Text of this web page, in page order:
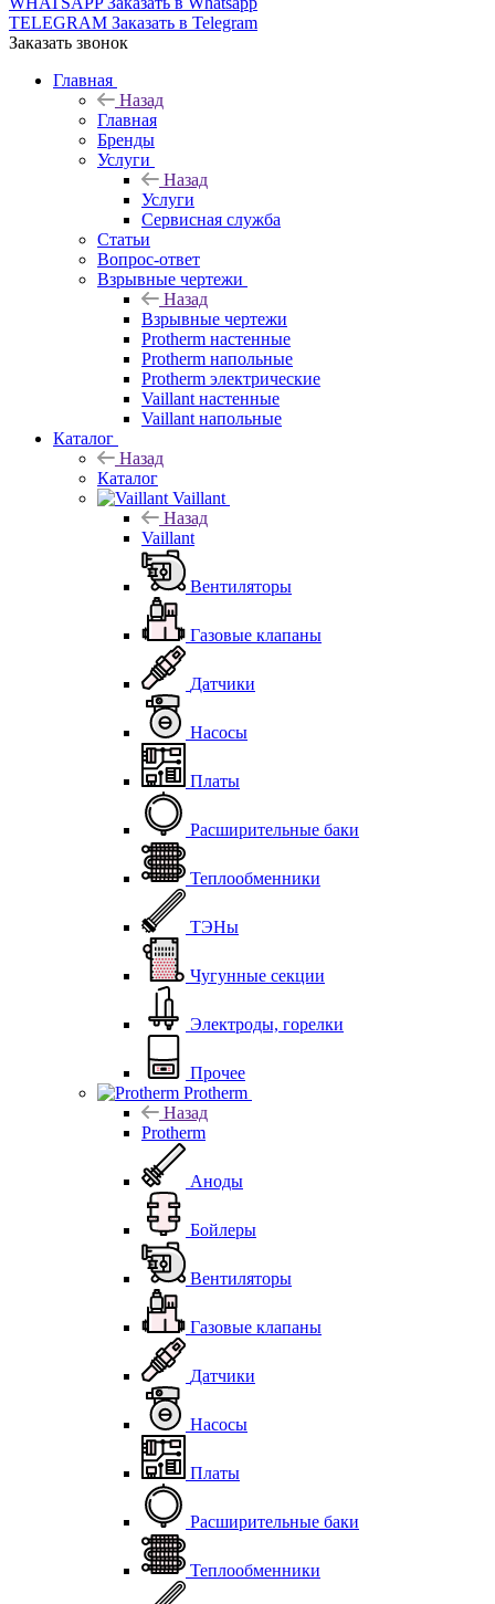
TELEGRAM Заказать в Telegram
Заказать звонок
Главная
Назад
Главная
Бренды
Услуги
Назад
Услуги
Сервисная служба
Статьи
Вопрос-ответ
Взрывные чертежи
Назад
Взрывные чертежи
Protherm настенные
Protherm напольные
Protherm электрические
Vaillant настенные
Vaillant напольные
Каталог
Назад
Каталог
Vaillant
Назад
Vaillant
Вентиляторы
Газовые клапаны
Датчики
Насосы
Платы
Расширительные баки
Теплообменники
ТЭНы
Чугунные секции
Электроды, горелки
Прочее
Protherm
Назад
Protherm
Аноды
Бойлеры
Вентиляторы
Газовые клапаны
Датчики
Насосы
Платы
Расширительные баки
Теплообменники